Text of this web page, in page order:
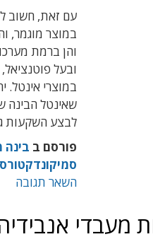
עם זאת, חשוב
במוצר מוגמר,
והן ברמת
ובעל
במוצרי
שאינטל הבינה
לבצע השקעות
פורסם ב בינה
סמיקונדקטורס
השאר תגובה
מעבדי